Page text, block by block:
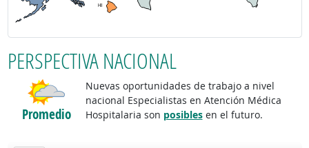
PERSPECTIVA NACIONAL
Promedio
Nuevas oportunidades de trabajo a nivel
nacional Especialistas en Atención Médica
Hospitalaria son posiblesen el futuro.